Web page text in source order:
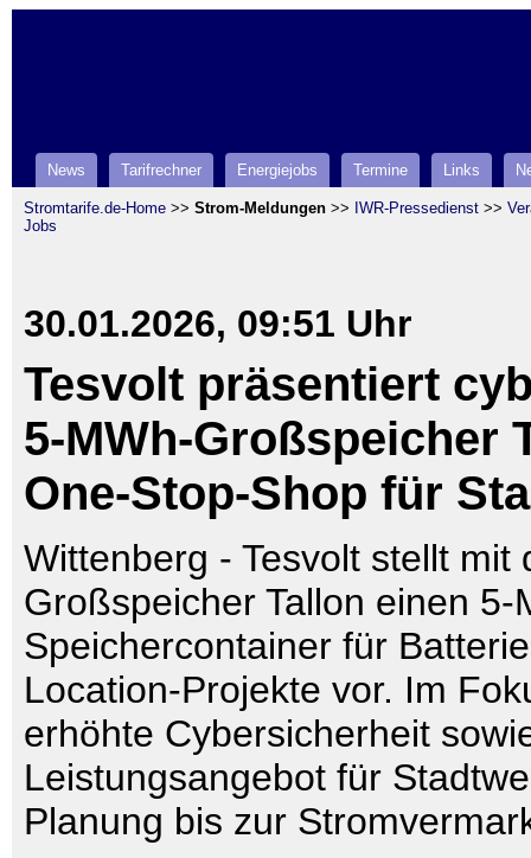
News Tarifrechner Energiejobs Termine Links
Stromtarife.de-Home >> Strom-Meldungen >> IWR-Pressedienst >>
Jobs
30.01.2026, 09:51 Uhr
Tesvolt präsentiert
5-MWh-Großspeicher
One-Stop-Shop für
Wittenberg - Tesvolt stellt mit
Großspeicher Tallon einen 5-
Speichercontainer für
Location-Projekte vor. Im
erhöhte Cybersicherheit
Leistungsangebot für
Planung bis zur